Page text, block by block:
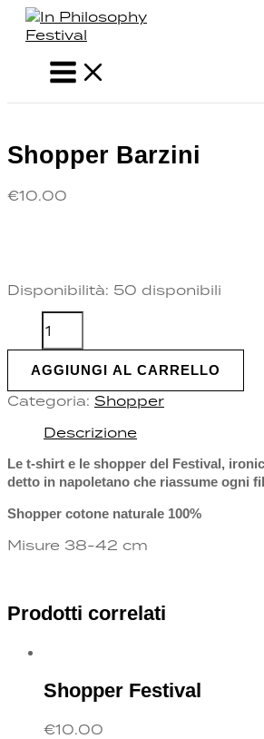
Vai
contenuto
MENU
Shopper Barzini
€10.00
Disponibilità: 50 disponibili
Shopper
Barzini
quantità
AGGIUNGI AL CARRELLO
Categoria: Shopper
Descrizione
Le t-shirt e le shopper del Festival,
detto in napoletano che riassume ogni
Shopper cotone naturale 100%
Misure 38-42 cm
Prodotti correlati
Shopper Festival
€10.00